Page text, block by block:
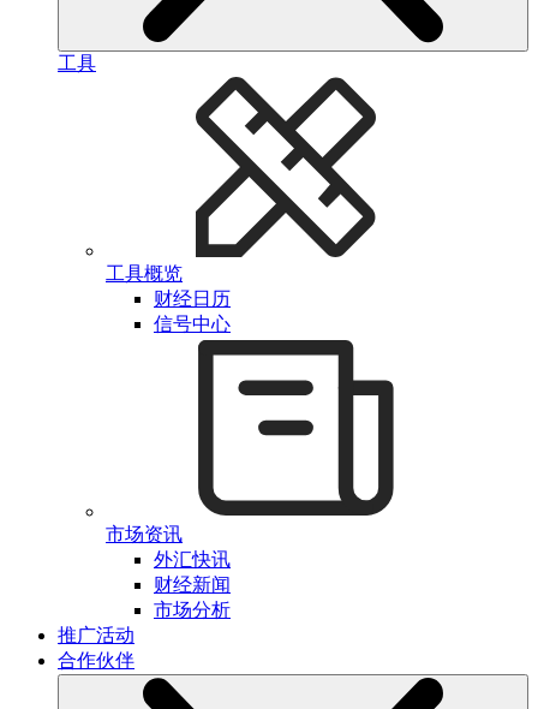
工具
工具概览
财经日历
信号中心
市场资讯
外汇快讯
财经新闻
市场分析
推广活动
合作伙伴